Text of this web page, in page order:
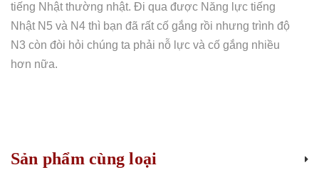
tiếng Nhật thường nhật. Đi qua được Năng lực tiếng
Nhật N5 và N4 thì bạn đã rất cố gắng rồi nhưng trình độ
N3 còn đòi hỏi chúng ta phải nỗ lực và cố gắng nhiều
hơn nữa.
Sản phẩm cùng loại